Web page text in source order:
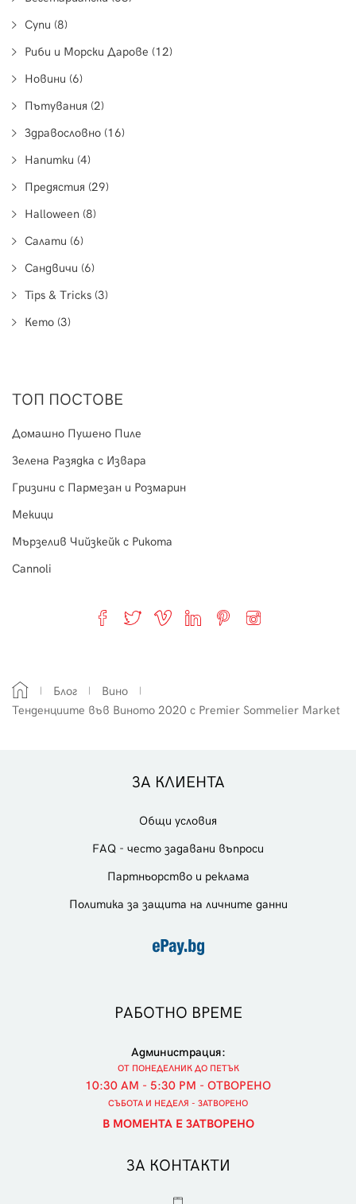
Супи (8)
Риби и Морски Дарове (12)
Новини (6)
Пътувания (2)
Здравословно (16)
Напитки (4)
Предястия (29)
Halloween (8)
Салати (6)
Сандвичи (6)
Tips & Tricks (3)
Кето (3)
ТОП ПОСТОВЕ
Домашно Пушено Пиле
Зелена Разядка с Извара
Гризини с Пармезан и Розмарин
Мекици
Мързелив Чийзкейк с Рикота
Cannoli
Блог
Вино
Тенденциите във Виното 2020 с Premier Sommelier Market
ЗА КЛИЕНТА
Общи условия
FAQ - често задавани въпроси
Партньорство и реклама
Политика за защита на личните данни
РАБОТНО ВРЕМЕ
Администрация:
ОТ ПОНЕДЕЛНИК ДО ПЕТЪК
10:30 AM - 5:30 PM - ОТВОРЕНО
СЪБОТА И НЕДЕЛЯ - ЗАТВОРЕНО
В МОМЕНТА Е ЗАТВОРЕНО
ЗА КОНТАКТИ